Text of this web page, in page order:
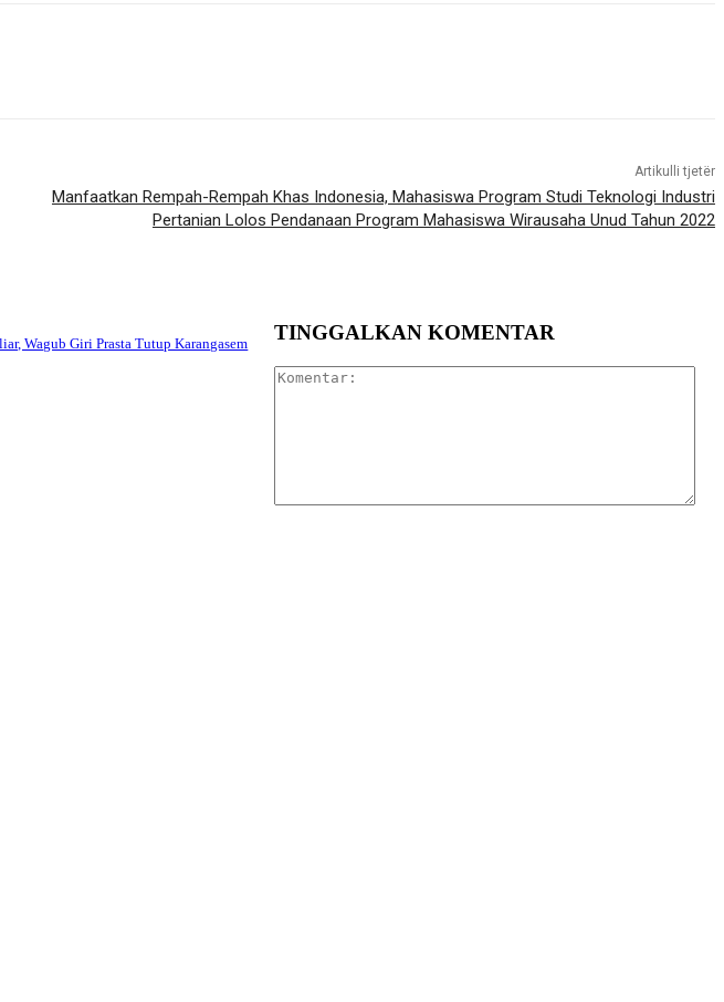
Artikulli tjetër
Manfaatkan Rempah-Rempah Khas Indonesia, Mahasiswa Program Studi Teknologi Industri
Pertanian Lolos Pendanaan Program Mahasiswa Wirausaha Unud Tahun 2022
Wagub Giri Prasta Tutup Karangasem
TINGGALKAN KOMENTAR